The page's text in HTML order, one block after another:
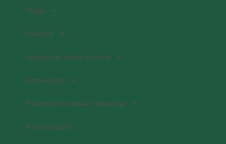
Cegły
Izolacja
Naturalne farby ścienne
Renowacja
Pokrycia dachowe i elewacje
Bez kategorii